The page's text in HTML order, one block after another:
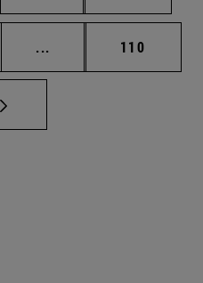
... Páginas intermedias
Página
110